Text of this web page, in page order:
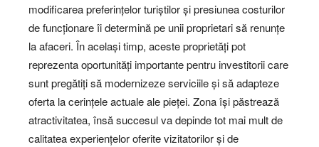
modificarea preferințelor turiștilor și presiunea costurilor
de funcționare îi determină pe unii proprietari să renunțe
la afaceri. În același timp, aceste proprietăți pot
reprezenta oportunități importante pentru investitorii care
sunt pregătiți să modernizeze serviciile și să adapteze
oferta la cerințele actuale ale pieței. Zona își păstrează
atractivitatea, însă succesul va depinde tot mai mult de
calitatea experiențelor oferite vizitatorilor și de